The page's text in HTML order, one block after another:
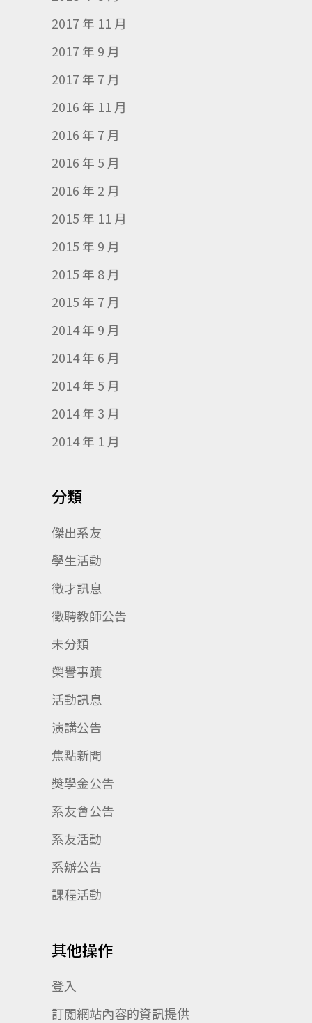
2017 年 11 月
2017 年 9 月
2017 年 7 月
2016 年 11 月
2016 年 7 月
2016 年 5 月
2016 年 2 月
2015 年 11 月
2015 年 9 月
2015 年 8 月
2015 年 7 月
2014 年 9 月
2014 年 6 月
2014 年 5 月
2014 年 3 月
2014 年 1 月
分類
傑出系友
學生活動
徵才訊息
徵聘教師公告
未分類
榮譽事蹟
活動訊息
演講公告
焦點新聞
獎學金公告
系友會公告
系友活動
系辦公告
課程活動
其他操作
登入
訂閱網站內容的資訊提供